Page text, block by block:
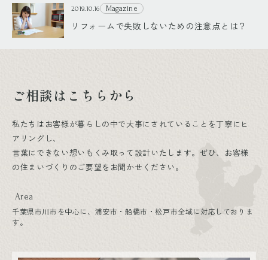
2019.10.16 Magazine
リフォームで失敗しないための注意点とは？
ご相談はこちらから
私たちはお客様が暮らしの中で大事にされていることを丁寧にヒ
アリングし、
言葉にできない想いもくみ取って設計いたします。ぜひ、お客様
の住まいづくりのご要望をお聞かせください。
Area
千葉県市川市を中心に、浦安市・船橋市・松戸市全域に対応しておりま
す。